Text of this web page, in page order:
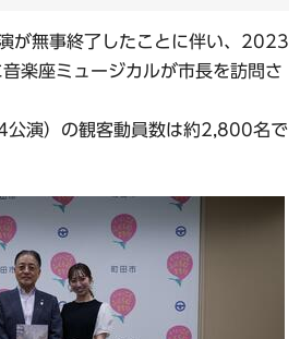
が無事終了したことに伴い、2023
楽座ミュージカルが市長を訪問さ
公演）の観客動員数は約2,800名で